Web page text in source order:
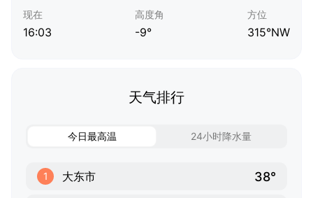
现在
16:03
高度角
-9°
方位
315°NW
天气排行
今日最高温 24小时降水量
1 大东市 38°